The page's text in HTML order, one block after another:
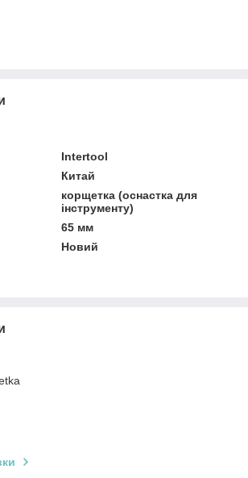
Intertool
Китай
корщетка (оснастка для
інструменту)
65 мм
Новий